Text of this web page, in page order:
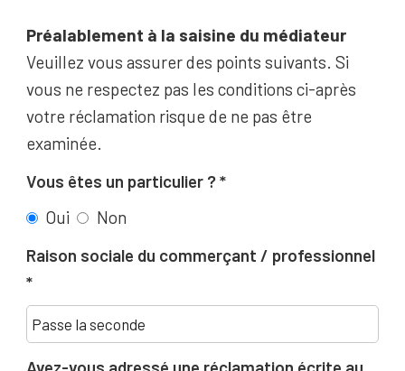
Préalablement à la saisine du médiateur
Veuillez vous assurer des points suivants. Si
vous ne respectez pas les conditions ci-après
votre réclamation risque de ne pas être
examinée.
Vous êtes un particulier ?
Oui
Non
Raison sociale du commerçant / professionnel